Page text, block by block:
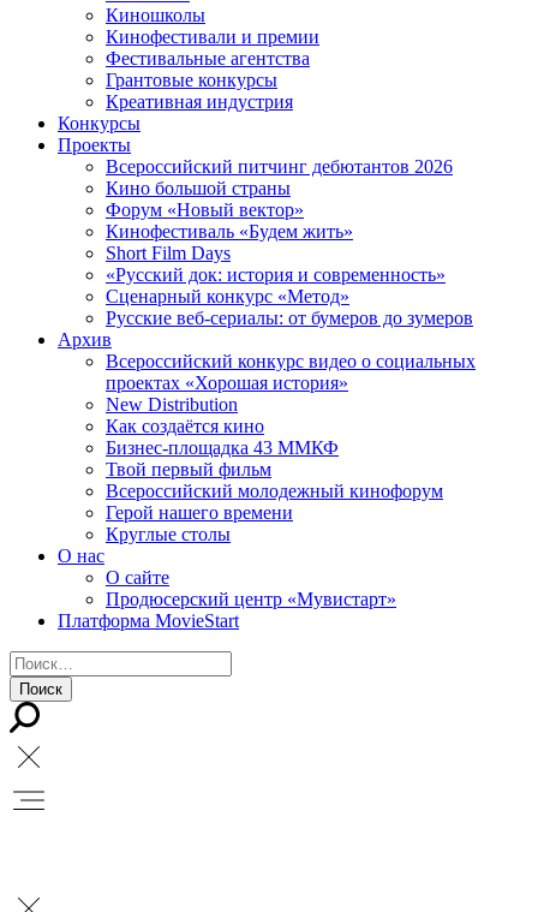
Киношколы
Кинофестивали и премии
Фестивальные агентства
Грантовые конкурсы
Креативная индустрия
Конкурсы
Проекты
Всероссийский питчинг дебютантов 2026
Кино большой страны
Форум «Новый вектор»
Кинофестиваль «Будем жить»
Short Film Days
«Русский док: история и современность»
Сценарный конкурс «Метод»
Русские веб-сериалы: от бумеров до зумеров
Архив
Всероссийский конкурс видео о социальных
проектах «Хорошая история»
New Distribution
Как создаётся кино
Бизнес-площадка 43 ММКФ
Твой первый фильм
Всероссийский молодежный кинофорум
Герой нашего времени
Круглые столы
О нас
О сайте
Продюсерский центр «Мувистарт»
Платформа MovieStart